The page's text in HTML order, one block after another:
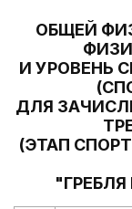
ОБЩЕЙ
И УРОВЕНЬ
ДЛЯ
(ЭТАП